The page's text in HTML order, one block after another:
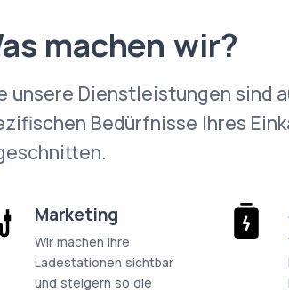
machen wir?
unsere Dienstleistungen sind
Bedürfnisse Ihres
Marketing
Wir machen Ihre
Ladestationen sichtbar
und steigern so die